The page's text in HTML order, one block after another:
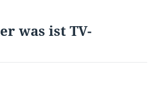
was ist TV-